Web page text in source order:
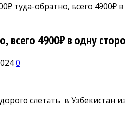
туда-обратно, всего 4900₽
4900₽ в одну
0
слетать в